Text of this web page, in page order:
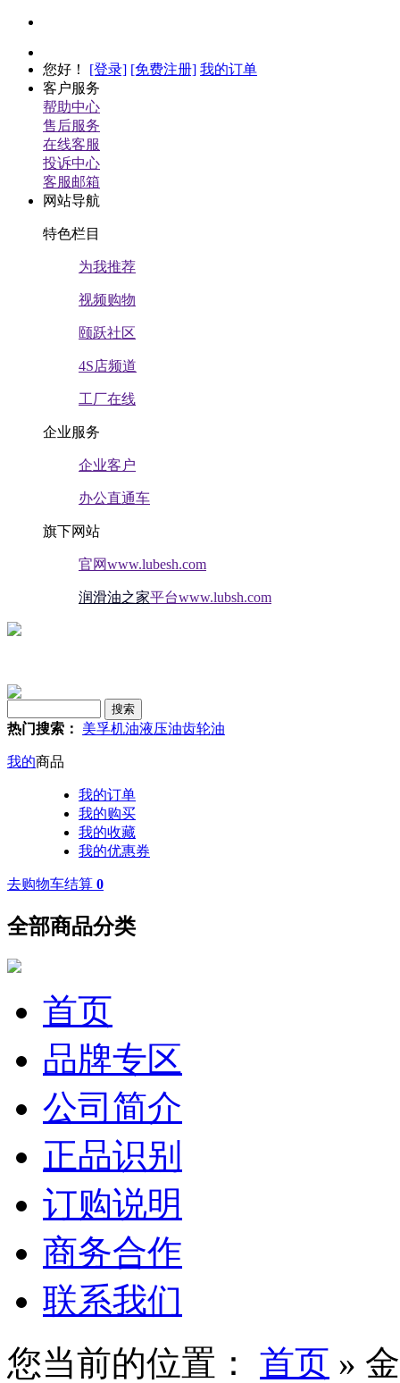
您好 ！ [登录] [免费注册] 我的订单
客户服务
帮助中心
售后服务
在线客服
投诉中心
客服邮箱
网站导航
特色栏目
为我推荐
视频购物
颐跃社区
4S店频道
工厂在线
企业服务
企业客户
办公直通车
旗下网站
官网www.lubesh.com
润滑油之家平台www.lubsh.com
热门搜索： 美孚机油液压油齿轮油
我的商品
我的订单
我的购买
我的收藏
我的优惠券
去购物车结算 0
全部商品分类
首页
品牌专区
公司简介
正品识别
订购说明
商务合作
联系我们
您当前的位置： 首页 »